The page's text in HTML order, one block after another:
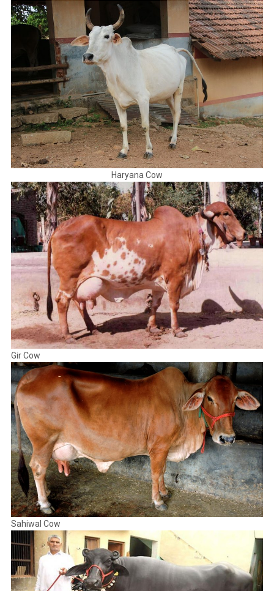
Haryana Cow
Gir Cow
Sahiwal Cow